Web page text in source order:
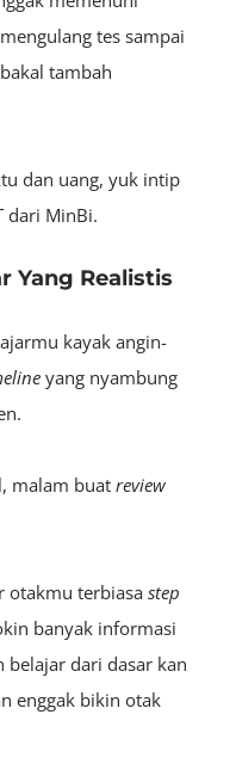
tes sampai
tambah
dan uang, yuk intip
dari MinBi.
Yang Realistis
kayak angin-
yang nyambung
malam buat review
otakmu terbiasa step
banyak informasi
belajar dari dasar kan
enggak bikin otak